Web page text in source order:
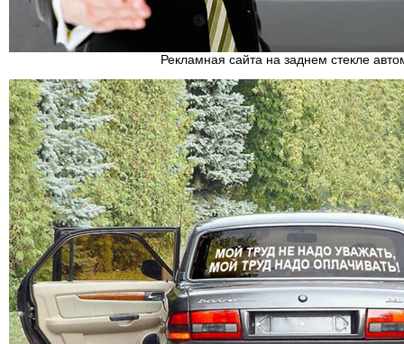
Рекламная сайта на заднем стекле